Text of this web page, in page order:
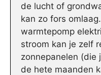
de lucht of
kan zo fors
warmtepomp
stroom kan je zelf
zonnepanelen (die
de hete maanden